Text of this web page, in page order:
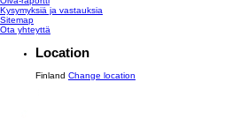
Muokkaa asetuksia
Oiva-raportti
Sitemap